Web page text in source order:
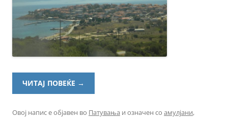
ЧИТАЈ ПОВЕЌЕ →
Овој напис е објавен во Патувања и означен со амулјани,